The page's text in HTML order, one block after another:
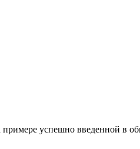
успешно введенной в